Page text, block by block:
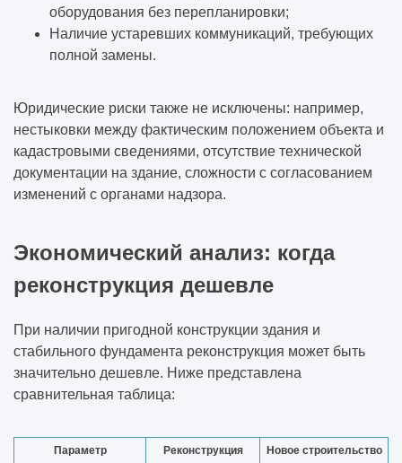
оборудования без перепланировки;
Наличие устаревших коммуникаций, требующих
полной замены.
Юридические риски также не исключены: например,
нестыковки между фактическим положением объекта и
кадастровыми сведениями, отсутствие технической
документации на здание, сложности с согласованием
изменений с органами надзора.
Экономический анализ: когда
реконструкция дешевле
При наличии пригодной конструкции здания и
стабильного фундамента реконструкция может быть
значительно дешевле. Ниже представлена
сравнительная таблица:
Параметр Реконструкция Новое строительство